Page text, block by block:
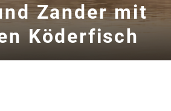
Zander mit
Köderfisch